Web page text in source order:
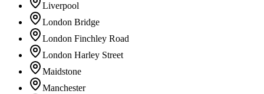
Liverpool
London Bridge
London Finchley Road
London Harley Street
Maidstone
Manchester